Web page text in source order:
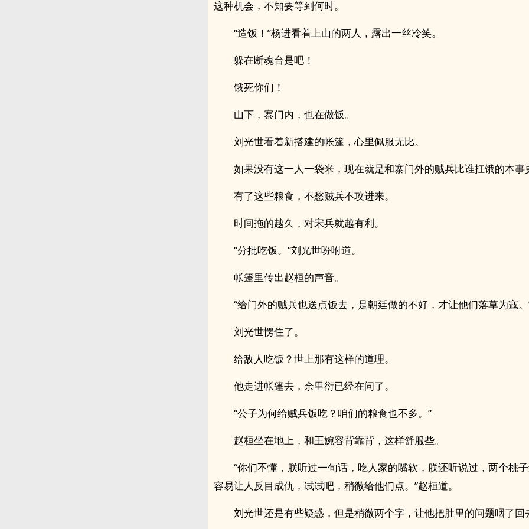
这种机会，不知要等到何时。
“造饭！”杨进看着上山的两人，露出一丝冷笑。
躲在断魂台是吧！
饿死你们！
山下，寨门内，也在做饭。
刘光世看着新搭建的帐篷，心里佩服无比。
如果没有这一人一袋米，现在就是和寨门外的贼兵比谁扛饿的本事
有了这些粮食，不愁贼兵不攻进来。
时间拖的越久，对宋兵就越有利。
“分批吃饭。”刘光世吩咐道。
帐篷里传出赵桓的声音。
“给门外的贼兵也送点饭去，是朝廷做的不好，才让他们落草为寇。
刘光世愣住了。
给敌人吃饭？世上那有这样的道理。
他走进帐篷去，余里衍已经在问了。
“公子为何给贼兵饭吃？咱们的粮食也不多。”
赵桓坐在地上，和王婉容背靠背，这样舒服些。
“你们不懂，朕听过一句话，吃人家的嘴软，朕还听说过，两个桃
容易让人反目成仇，试试吧，稍微给他们点。”赵桓道。
刘光世还是有些疑惑，但是稍微两个字，让他把肚里的问题咽了回